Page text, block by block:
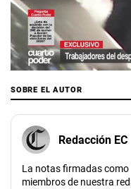
00:00/04:59
SOBRE EL AUTOR
Redacción EC
La notas firmadas como
miembros de nuestra